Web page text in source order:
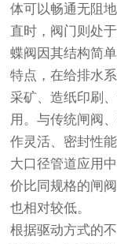
体可以畅通无阻
直时，阀门则处
蝶阀因其结构简
特点，在给排水
采矿、造纸印刷
用。与传统闸阀
作灵活、密封性
大口径管道应用
价比同规格的闸
也相对较低。
根据驱动方式的